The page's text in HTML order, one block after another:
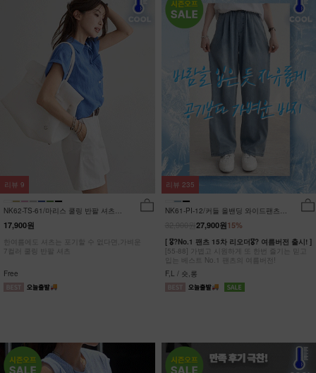
NK62-TS-61/마리스 쿨링 반팔 셔츠
_HR
17,900원
한여름에도 셔츠는 포기할 수 없다면,가벼운
7컬러 쿨링 반팔 셔츠
Free
리뷰 9
NK61-PI-12/커들 올밴딩 와이드팬츠
15%
27,900원
[ 🎖?No.1 팬츠 15차 리오더🎖? 여름버전 출시! ]
[55-88] 가볍고 시원하게 또 한번 즐기는 믿고
입는 베스트 No.1 팬츠의 여름버전!
F,L / 숏,롱
리뷰 235